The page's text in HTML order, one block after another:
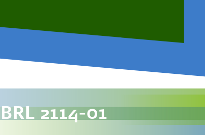
BRL 2114-01